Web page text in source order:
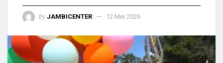
by JAMBICENTER 12 Mei 2026